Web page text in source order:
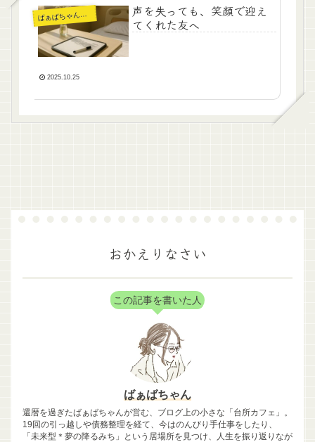
ばぁばちゃんの暮らし
声を失っても、笑顔で迎え
てくれた友へ
2025.10.25
おかえりなさい
この記事を書いた人
ばぁばちゃん
還暦を過ぎたばぁばちゃんが営む、ブログ上の小さな「台所カフェ」。
19回の引っ越しや債務整理を経て、今はのんびり手仕事をしたり、
「未来型＊夢の降るみち」という居場所を見つけ、人生を振り返りなが